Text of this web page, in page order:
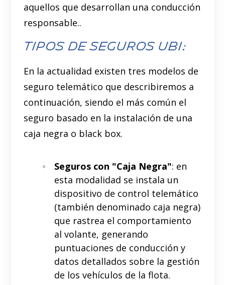
aquellos que desarrollan una conducción
responsable..
Tipos de seguros UBI:
En la actualidad existen tres modelos de
seguro telemático que describiremos a
continuación, siendo el más común el
seguro basado en la instalación de una
caja negra o black box.
Seguros con "Caja Negra": en
esta modalidad se instala un
dispositivo de control telemático
(también denominado caja negra)
que rastrea el comportamiento
al volante, generando
puntuaciones de conducción y
datos detallados sobre la gestión
de los vehículos de la flota.